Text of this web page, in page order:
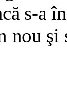
s-a
nou